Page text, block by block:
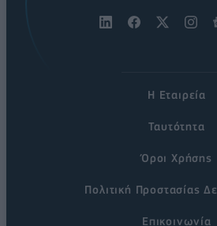
Η Εταιρεία
Ταυτότητα
Όροι Χρήσης
Πολιτική Προστασίας
Επικοινωνία